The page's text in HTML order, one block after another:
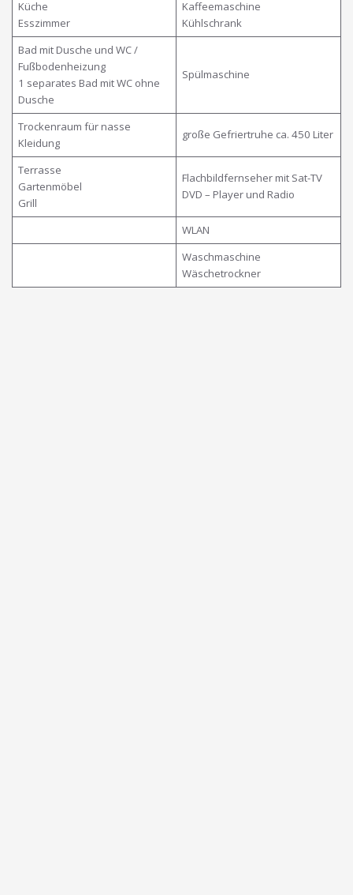
Küche
Esszimmer
Kaffeemaschine
Kühlschrank
Bad mit Dusche und WC /
Fußbodenheizung
1 separates Bad mit WC ohne
Dusche
Spülmaschine
Trockenraum für nasse
Kleidung
große Gefriertruhe ca. 450 Liter
Terrasse
Gartenmöbel
Grill
Flachbildfernseher mit Sat-TV
DVD – Player und Radio
WLAN
Waschmaschine
Wäschetrockner